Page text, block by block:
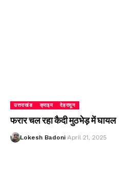
उत्तराखंड क्राइम देहरादून
फरार चल रहा कैदी मुठभेड़ में घायल
Lokesh Badoni April 21, 2025